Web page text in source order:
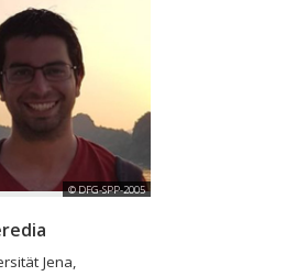
© DFG-SPP-2005
Jena,